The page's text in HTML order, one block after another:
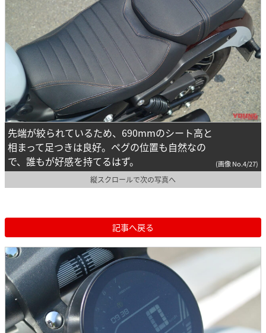
先端が絞られているため、690mmのシート高と
相まって足つきは良好。ペグの位置も自然なの
で、誰もが好感を持てるはず。
(画像 No.4/27)
縦スクロールで次の写真へ
記事へ戻る